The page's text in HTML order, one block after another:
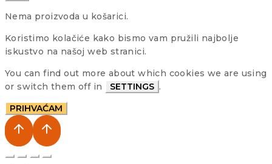
Nema proizvoda u košarici.
Koristimo kolačiće kako bismo vam pružili najbolje
iskustvo na našoj web stranici.
You can find out more about which cookies we are using
or switch them off in
SETTINGS .
PRIHVAĆAM